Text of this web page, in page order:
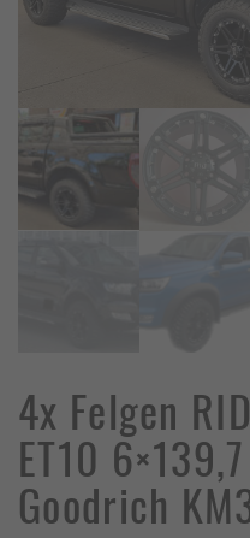
4x Felgen
ET10
Goodrich